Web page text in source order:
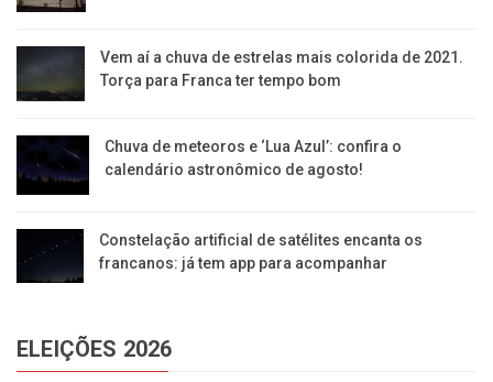
Vem aí a chuva de estrelas mais colorida de 2021.
Torça para Franca ter tempo bom
Chuva de meteoros e ‘Lua Azul’: confira o
calendário astronômico de agosto!
Constelação artificial de satélites encanta os
francanos: já tem app para acompanhar
ELEIÇÕES 2026